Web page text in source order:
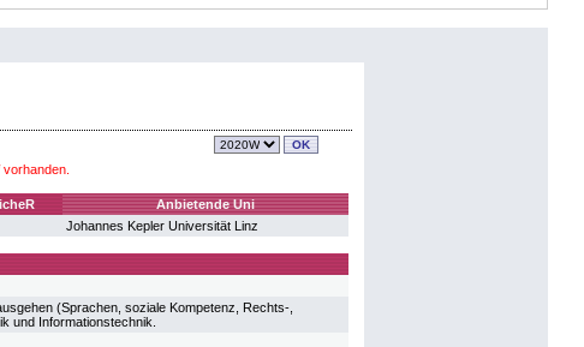
Anbietende Uni
Johannes Kepler Universität Linz
(Sprachen, soziale Kompetenz, Rechts-,
und Informationstechnik.